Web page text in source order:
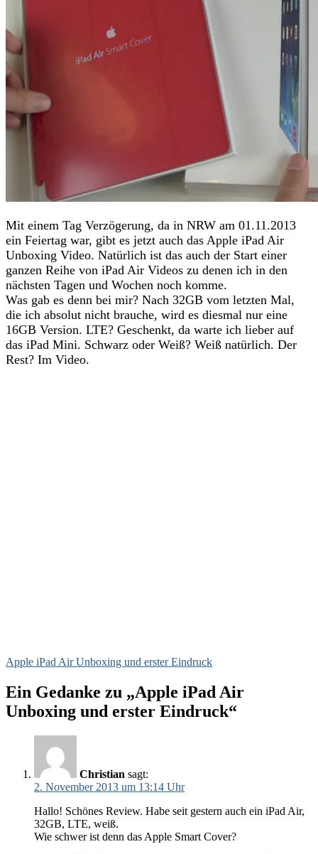
Mit einem Tag Verzögerung, da in NRW am 01.11.2013
ein Feiertag war, gibt es jetzt auch das Apple iPad Air
Unboxing Video. Natürlich ist das auch der Start einer
ganzen Reihe von iPad Air Videos zu denen ich in den
nächsten Tagen und Wochen noch komme.
Was gab es denn bei mir? Nach 32GB vom letzten Mal,
die ich absolut nicht brauche, wird es diesmal nur eine
16GB Version. LTE? Geschenkt, da warte ich lieber auf
das iPad Mini. Schwarz oder Weiß? Weiß natürlich. Der
Rest? Im Video.
Apple iPad Air Unboxing und erster Eindruck
Ein Gedanke zu „Apple iPad Air
Unboxing und erster Eindruck“
Christian sagt:
2. November 2013 um 13:14 Uhr
Hallo! Schönes Review. Habe seit gestern auch ein iPad Air,
32GB, LTE, weiß.
Wie schwer ist denn das Apple Smart Cover?